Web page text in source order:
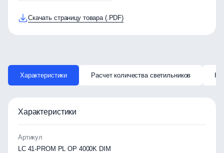
Скачать страницу товара (.PDF)
Характеристики Расчет количества светильников
Характеристики
Артикул
LC 41-PROM PL OP 4000K DIM